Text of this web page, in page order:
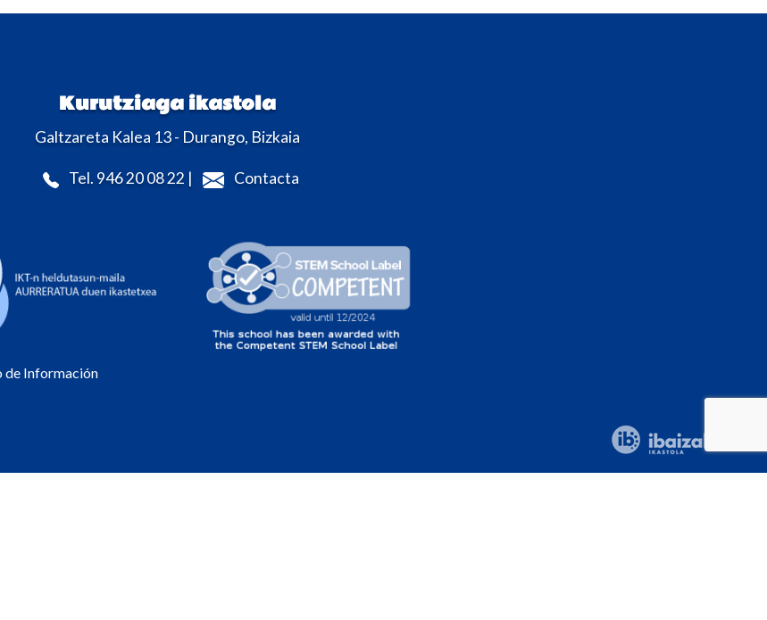
Kurutziaga ikastola
Galtzareta Kalea 13 - Durango, Bizkaia
Tel. 946 20 08 22 | Contacta
de Información